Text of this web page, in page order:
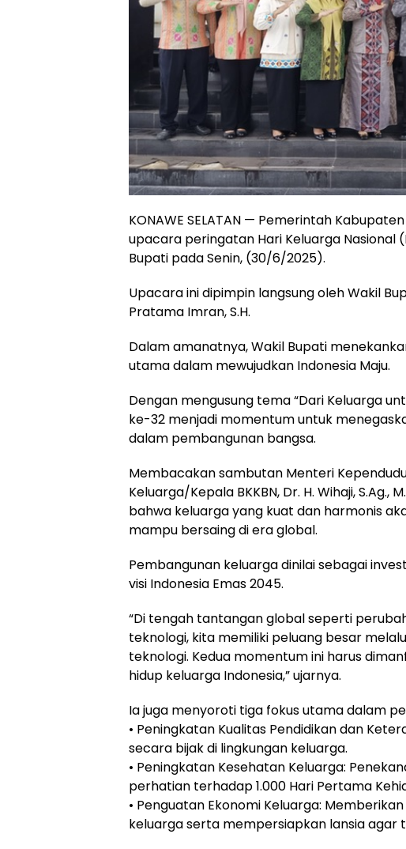
KONAWE SELATAN — Pemerintah
upacara peringatan Hari Keluarga Nasional
Bupati pada Senin, (30/6/2025).
Upacara ini dipimpin langsung oleh Wakil
Pratama Imran, S.H.
Dalam amanatnya, Wakil Bupati
utama dalam mewujudkan Indonesia Maju.
Dengan mengusung tema “Dari Keluarga
ke-32 menjadi momentum untuk
dalam pembangunan bangsa.
Membacakan sambutan Menteri
Keluarga/Kepala BKKBN, Dr. H. Wihaji,
bahwa keluarga yang kuat dan harmonis
mampu bersaing di era global.
Pembangunan keluarga dinilai sebagai
visi Indonesia Emas 2045.
“Di tengah tantangan global seperti
teknologi, kita memiliki peluang besar
teknologi. Kedua momentum ini harus
hidup keluarga Indonesia,” ujarnya.
Ia juga menyoroti tiga fokus utama dalam
• Peningkatan Kualitas Pendidikan dan
secara bijak di lingkungan keluarga.
• Peningkatan Kesehatan Keluarga:
perhatian terhadap 1.000 Hari Pertama
• Penguatan Ekonomi Keluarga:
keluarga serta mempersiapkan lansia agar